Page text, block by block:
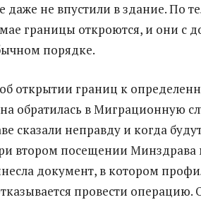
даже не впустили в здание. По
мае границы откроются, и они с
порядке.
открытии границ к
обратилась в Миграционную
сказали неправду и когда
втором посещении Минздрава
документ, в котором
провести операцию.